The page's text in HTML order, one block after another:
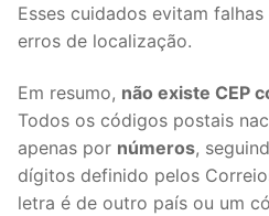
Esses cuidados evitam
erros de localização.
Em resumo, não existe CEP
Todos os códigos postais
apenas por números,
dígitos definido pelos
letra é de outro país ou um